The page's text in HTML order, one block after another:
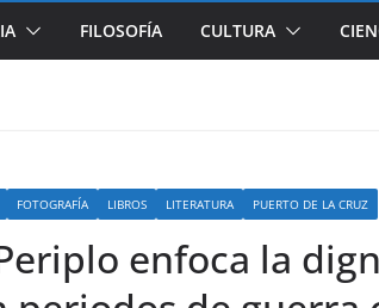
FILOSOFÍA CULTURA
FOTOGRAFÍA LIBROS LITERATURA PUERTO DE LA CRUZ
enfoca la